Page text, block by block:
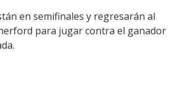
en semifinales y regresarán al
para jugar contra el ganador